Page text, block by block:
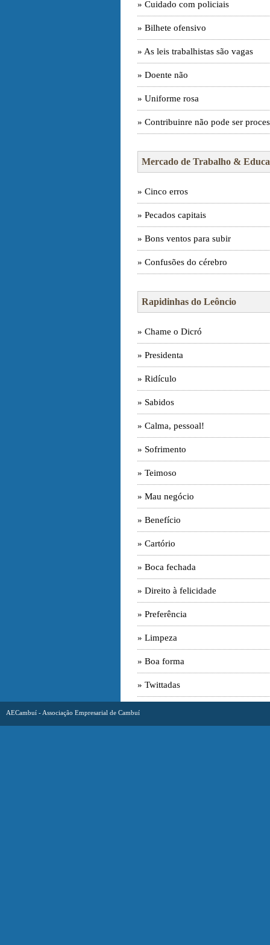
» Cuidado com policiais
» Bilhete ofensivo
» As leis trabalhistas são vagas
» Doente não
» Uniforme rosa
» Contribuinre não pode ser
Mercado de Trabalho &
» Cinco erros
» Pecados capitais
» Bons ventos para subir
» Confusões do cérebro
Rapidinhas do Leôncio
» Chame o Dicró
» Presidenta
» Ridículo
» Sabidos
» Calma, pessoal!
» Sofrimento
» Teimoso
» Mau negócio
» Benefício
» Cartório
» Boca fechada
» Direito à felicidade
» Preferência
» Limpeza
» Boa forma
» Twittadas
AECambuí - Associação Empresarial de Cambuí